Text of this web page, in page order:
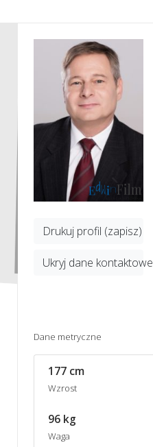
Drukuj profil (zapisz)
Ukryj dane kontaktowe
Dane metryczne
177 cm
Wzrost
96 kg
Waga